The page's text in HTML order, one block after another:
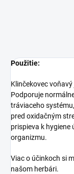
Použitie:
Klinčekovec
Podporuje
tráviaceho
pred oxidačným
prispieva k
organizmu.
Viac o účinkoch si
našom herbári.